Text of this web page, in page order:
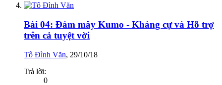
Bài 04: Đám mây Kumo - Kháng cự và Hỗ trợ
trên cả tuyệt vời
Tô Đình Văn, 29/10/18
Trả lời:
0